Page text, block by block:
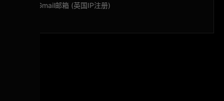
英国Gmail邮箱 (英国IP注册)